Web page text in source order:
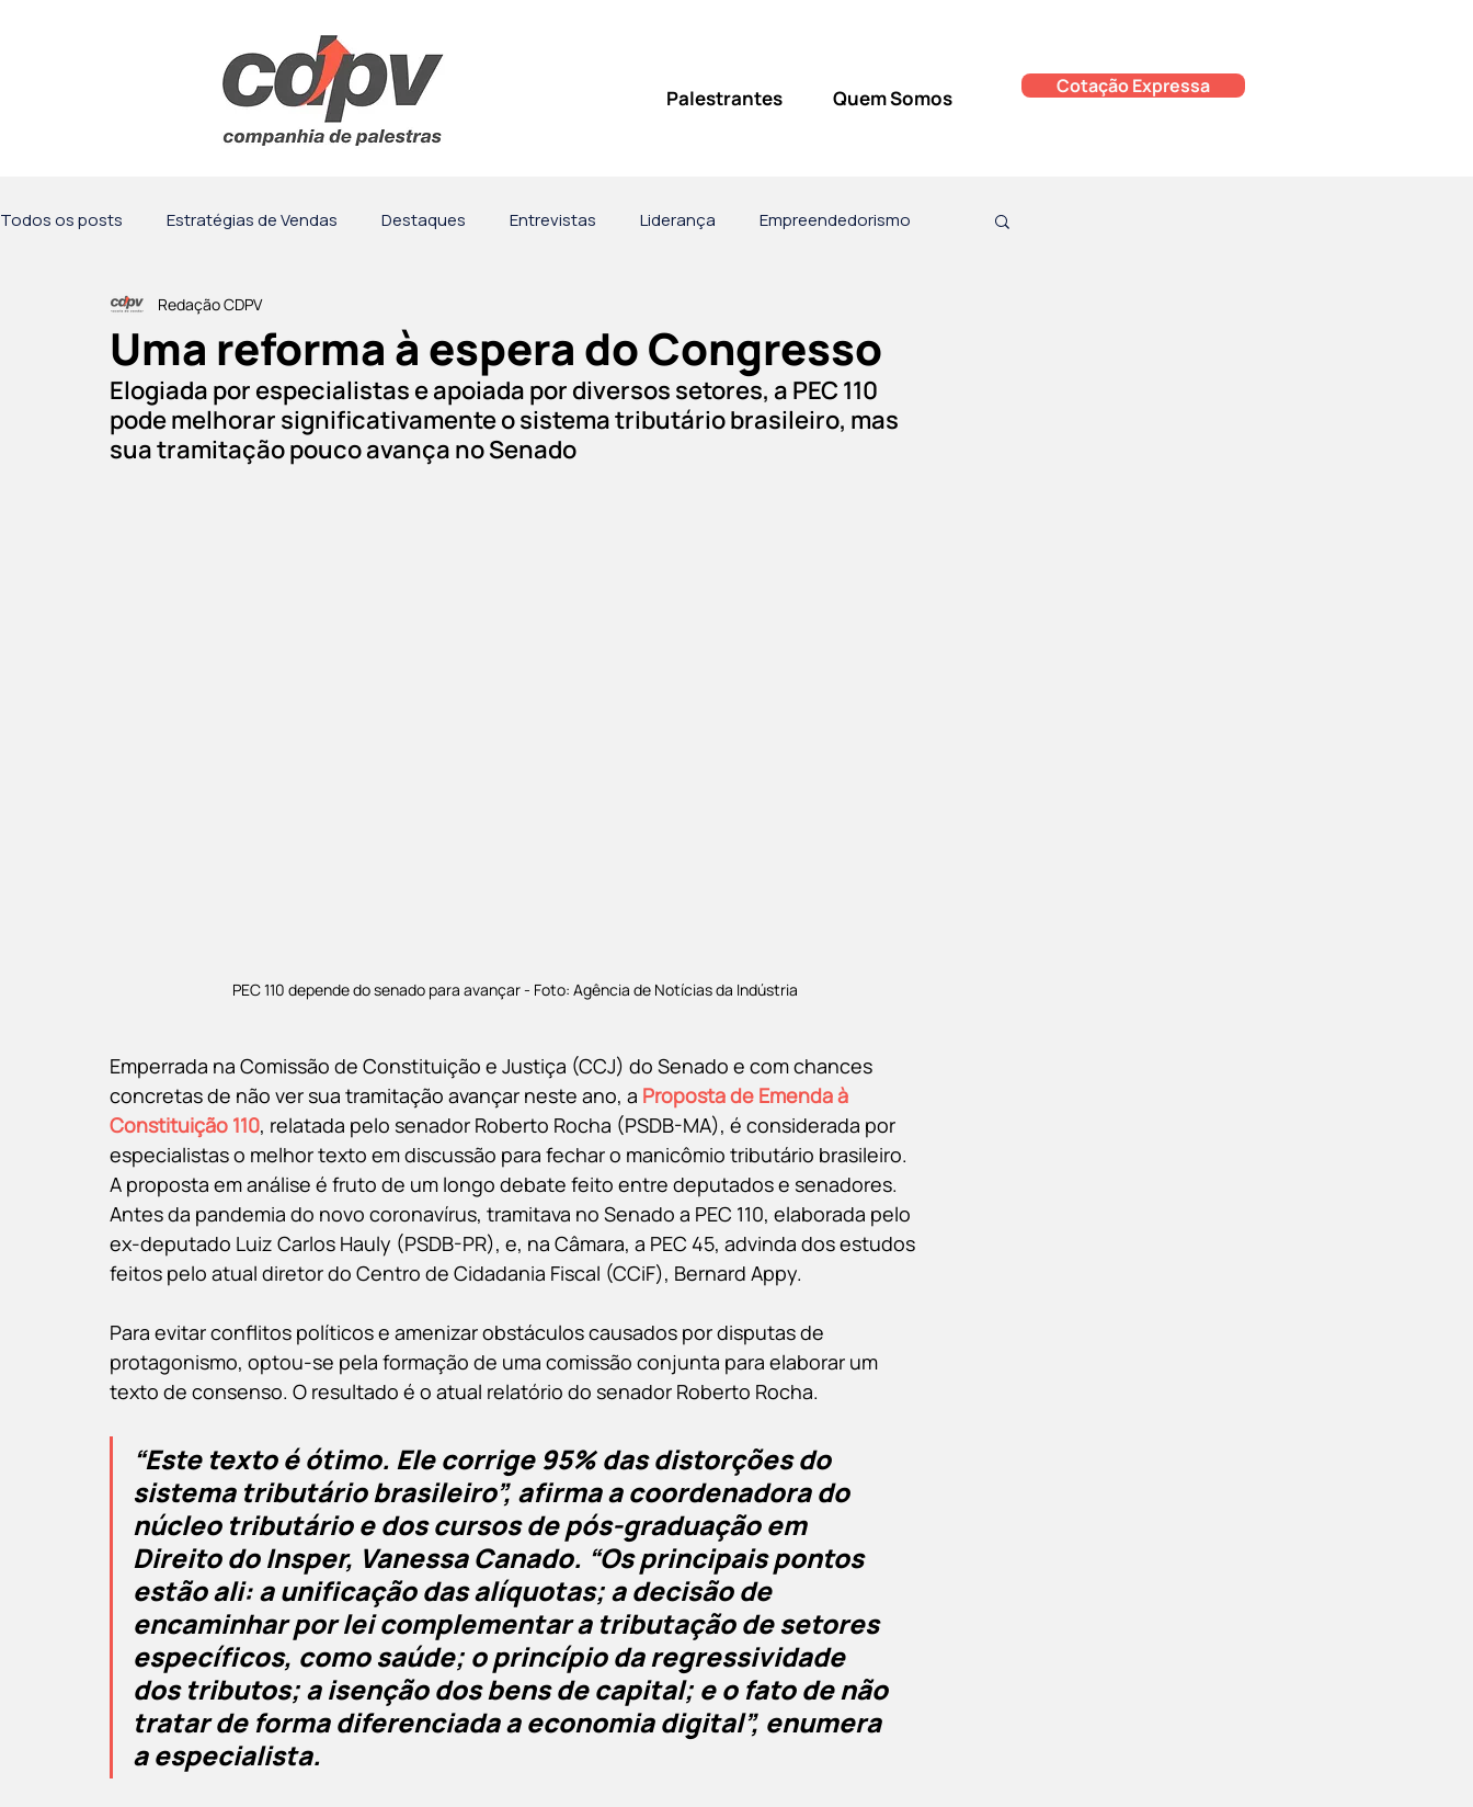
Palestrantes Quem Somos Cotação Expressa
Todos os posts Estratégias de Vendas Destaques Entrevistas Liderança Empreendedorismo
Motivação Comunicação
Uma reforma à espera do Congresso
Redação CDPV
Elogiada por especialistas e apoiada por diversos setores, a PEC 110
pode melhorar significativamente o sistema tributário brasileiro, mas
sua tramitação pouco avança no Senado
PEC 110 depende do senado para avançar - Foto: Agência de Notícias da Indústria
Emperrada na Comissão de Constituição e Justiça (CCJ) do Senado e com chances
concretas de não ver sua tramitação avançar neste ano, a Proposta de Emenda à
Constituição 110, relatada pelo senador Roberto Rocha (PSDB-MA), é considerada por
especialistas o melhor texto em discussão para fechar o manicômio tributário brasileiro.
A proposta em análise é fruto de um longo debate feito entre deputados e senadores.
Antes da pandemia do novo coronavírus, tramitava no Senado a PEC 110, elaborada pelo
ex-deputado Luiz Carlos Hauly (PSDB-PR), e, na Câmara, a PEC 45, advinda dos estudos
feitos pelo atual diretor do Centro de Cidadania Fiscal (CCiF), Bernard Appy.
Para evitar conflitos políticos e amenizar obstáculos causados por disputas de
protagonismo, optou-se pela formação de uma comissão conjunta para elaborar um
texto de consenso. O resultado é o atual relatório do senador Roberto Rocha.
“Este texto é ótimo. Ele corrige 95% das distorções do
sistema tributário brasileiro”, afirma a coordenadora do
núcleo tributário e dos cursos de pós-graduação em
Direito do Insper, Vanessa Canado. “Os principais pontos
estão ali: a unificação das alíquotas; a decisão de
encaminhar por lei complementar a tributação de setores
específicos, como saúde; o princípio da regressividade
dos tributos; a isenção dos bens de capital; e o fato de não
tratar de forma diferenciada a economia digital”, enumera
a especialista.